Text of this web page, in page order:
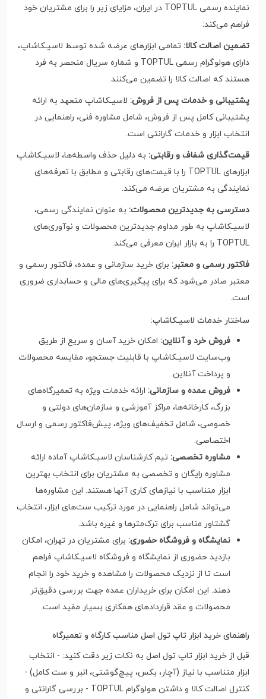
نماینده رسمی TOPTUL در ایران، مزایای زیر را برای مشتریان خود
فراهم می‌کند:
تضمین اصالت کالا: تمامی ابزارهای عرضه شده توسط لاسیـکاشاپ،
دارای هولوگرام رسمی TOPTUL و شماره سریال منحصر به فرد
هستند که اصالت کالا را تضمین می‌کنند.
پشتیبانی و خدمات پس از فروش: لاسیـکاشاپ متعهد به ارائه
پشتیبانی کامل پس از فروش، شامل مشاوره فنی، راهنمایی در
انتخاب ابزار و خدمات گارانتی است.
قیمت‌گذاری شفاف و رقابتی: به دلیل حذف واسطه‌ها، لاسیـکاشاپ
ابزارهای TOPTUL را با قیمت‌های رقابتی و مطابق با تعرفه‌های
نمایندگی به مشتریان عرضه می‌کند.
دسترسی به جدیدترین محصولات: به عنوان نمایندگی رسمی،
لاسیـکاشاپ به طور مداوم جدیدترین محصولات و نوآوری‌های
TOPTUL را به بازار ایران معرفی می‌کند.
فاکتور رسمی و معتبر: برای خرید سازمانی و عمده، فاکتور رسمی و
معتبر صادر می‌شود که برای پیگیری‌های مالی و حسابداری ضروری
است.
ساختار خدمات لاسیـکاشاپ:
فروش خرد و آنلاین: امکان خرید آسان و سریع از طریق
وب‌سایت لاسیـکاشاپ با قابلیت جستجو، مقایسه محصولات
و پرداخت آنلاین.
فروش عمده و سازمانی: ارائه خدمات ویژه به تعمیرگاه‌های
بزرگ، کارخانه‌ها، مراکز آموزشی و سازمان‌های دولتی و
خصوصی، شامل تخفیف‌های ویژه، پیش‌فاکتور رسمی و ارسال
اختصاصی.
مشاوره تخصصی: تیم کارشناسان لاسیـکاشاپ آماده ارائه
مشاوره رایگان و تخصصی به مشتریان برای انتخاب بهترین
ابزار متناسب با نیازهای کاری آنها هستند. این مشاوره‌ها
می‌تواند شامل راهنمایی در مورد ترکیب ست‌های ابزار، انتخاب
گشتاور مناسب برای ترک‌مترها و غیره باشد.
نمایشگاه و فروشگاه حضوری: برای مشتریان در تهران، امکان
بازدید حضوری از نمایشگاه و فروشگاه لاسیـکاشاپ فراهم
است تا از نزدیک محصولات را مشاهده و خرید خود را انجام
دهند. این امکان برای خریداران عمده جهت بررسی دقیق‌تر
محصولات و عقد قراردادهای همکاری بسیار مفید است.
راهنمای خرید ابزار تاپ تول اصل مناسب کارگاه و تعمیرگاه
قبل از خرید ابزار تاپ تول اصل به نکات زیر دقت کنید: - انتخاب
ابزار متناسب با نیاز (آچار، بکس، پیچ‌گوشتی، انبر و ست کامل) -
کنترل اصالت کالا و داشتن هولوگرام TOPTUL - بررسی گارانتی و